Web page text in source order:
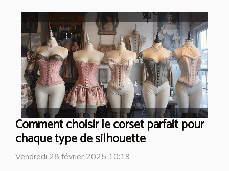
Comment choisir le corset parfait pour
chaque type de silhouette
Vendredi 28 février 2025 10:19